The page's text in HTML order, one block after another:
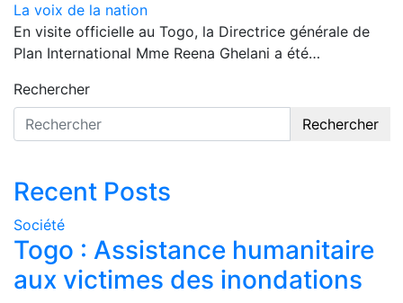
La voix de la nation
En visite officielle au Togo, la Directrice générale de
Plan International Mme Reena Ghelani a été…
Rechercher
Rechercher
Recent Posts
Société
Togo : Assistance humanitaire
aux victimes des inondations